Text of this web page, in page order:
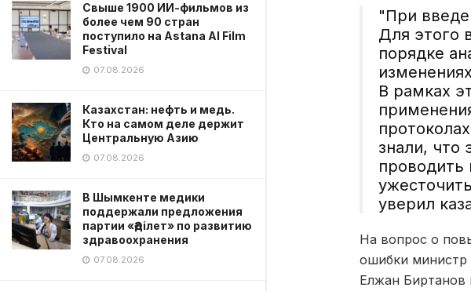
Свыше 1900 ИИ-фильмов из
более чем 90 стран
поступило на Astana AI Film
Festival
07.08.2026
Казахстан: нефть и медь.
Кто на самом деле держит
Центральную Азию
07.08.2026
В Шымкенте медики
поддержали предложения
партии «Әділет» по развитию
здравоохранения
07.08.2026
"При
Для этого
порядке
В рамках
знали, что
уверил
На вопрос о
ошибки министр
Елжан Биртанов